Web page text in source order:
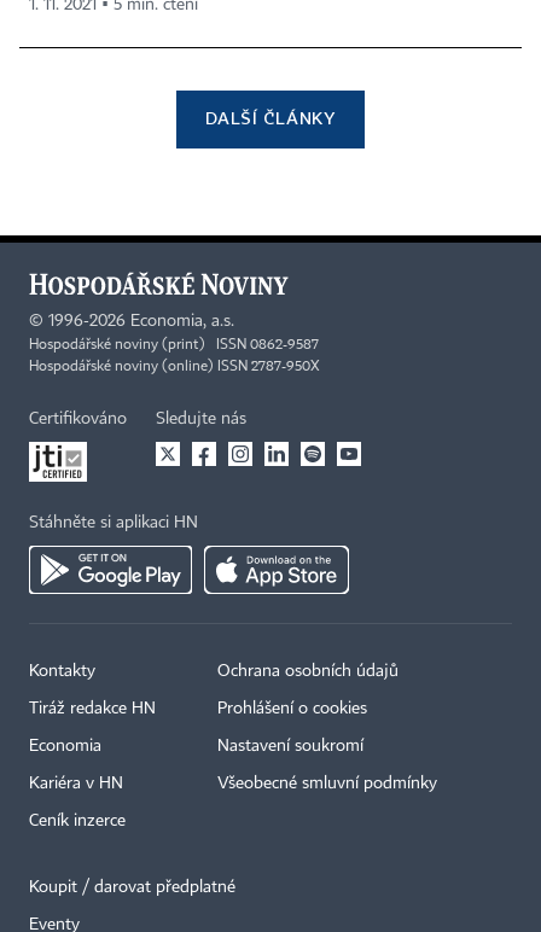
1. 11. 2021 ▪ 5 min. čtení
DALŠÍ ČLÁNKY
© 1996-2026 Economia, a.s.
Hospodářské noviny (print) ISSN 0862-9587
Hospodářské noviny (online) ISSN 2787-950X
Certifikováno Sledujte nás
Stáhněte si aplikaci HN
Kontakty
Tiráž redakce HN
Economia
Kariéra v HN
Ceník inzerce
Ochrana osobních údajů
Prohlášení o cookies
Nastavení soukromí
Všeobecné smluvní podmínky
Koupit / darovat předplatné
Eventy